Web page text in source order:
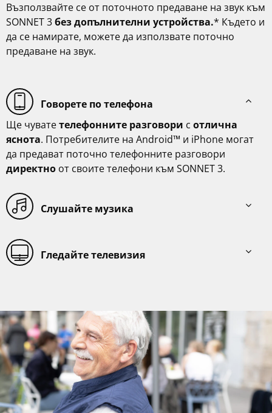
Възползвайте се от поточното предаване на звук към
SONNET 3без допълнителни устройства.* Където и
да се намирате, можете да използвате поточно
предаване на звук.
Говорете по телефона
Ще чуватетелефонните разговори с отлична
яснота. Потребителите на Android™ и iPhone могат
да предават поточно телефонните разговори
директно от своите телефони към SONNET 3.
Слушайте музика
Гледайте телевизия